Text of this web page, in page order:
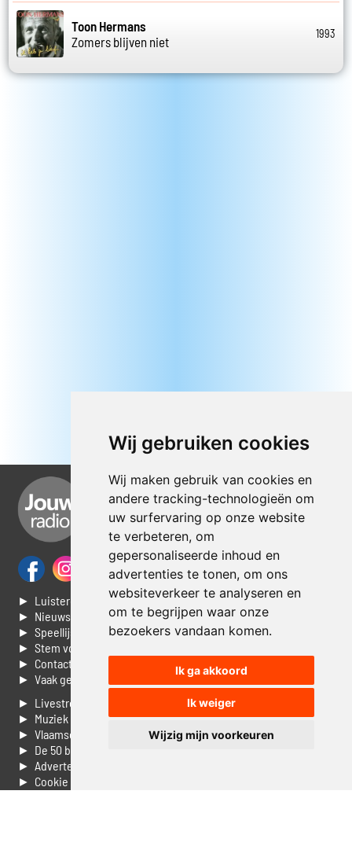
Wij gebruiken cookies
Wij maken gebruik van cookies en
andere tracking-technologieën om
uw surfervaring op onze website
te verbeteren, om
gepersonaliseerde inhoud en
advertenties te tonen, om ons
websiteverkeer te analyseren en
om te begrijpen waar onze
bezoekers vandaan komen.
Ik ga akkoord
Ik weiger
Wijzig mijn voorkeuren
Toon Hermans
Zomers blijven niet
1993
► Luisteren naar Jouwradio
► Nieuws
► Speellijst
► Stem voor de Dag top 3
► Contacteer ons
► Vaak gestelde vragen
► Livestream informatie
► Muziek opzoeken
► Vlaamse 100 Aller tijden
► De 50 beste van...
► Adverteren op Jouwradio
► Cookie voorkeuren wijzigen